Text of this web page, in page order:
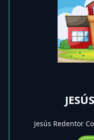
Jesús Redentor